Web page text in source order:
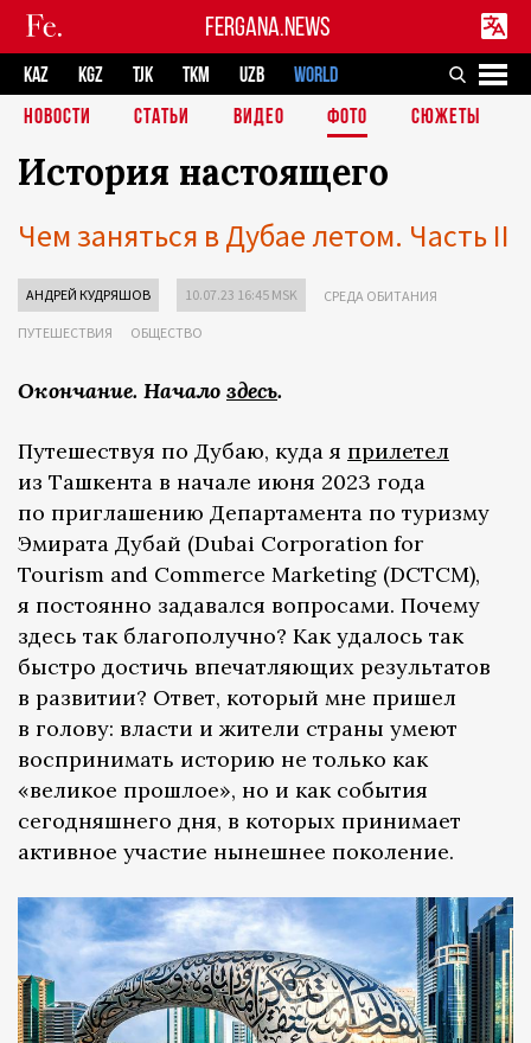
FERGANA.NEWS
KAZ KGZ TJK TKM UZB
WORLD
НОВОСТИ
СТАТЬИ ВИДЕО ФОТО СЮЖЕТЫ
История настоящего
Чем заняться в Дубае летом. Часть II
АНДРЕЙ КУДРЯШОВ 10.07.23 16:45 MSK СРЕДА ОБИТАНИЯ
ПУТЕШЕСТВИЯ ОБЩЕСТВО
Окончание. Начало здесь.
Путешествуя по Дубаю, куда я прилетел
из Ташкента в начале июня 2023 года
по приглашению Департамента по туризму
Эмирата Дубай (Dubai Corporation for
Tourism and Commerce Marketing (DCTCM),
я постоянно задавался вопросами. Почему
здесь так благополучно? Как удалось так
быстро достичь впечатляющих результатов
в развитии? Ответ, который мне пришел
в голову: власти и жители страны умеют
воспринимать историю не только как
«великое прошлое», но и как события
сегодняшнего дня, в которых принимает
активное участие нынешнее поколение.